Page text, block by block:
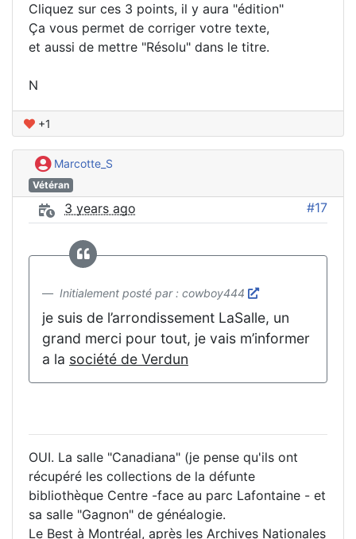
Cliquez sur ces 3 points, il y aura "édition"
Ça vous permet de corriger votre texte,
et aussi de mettre "Résolu" dans le titre.
N
+1
Marcotte_S
Vétéran
3 years ago #17
Initialement posté par : cowboy444
je suis de l’arrondissement LaSalle, un
grand merci pour tout, je vais m’informer
a la société de Verdun
OUI. La salle "Canadiana" (je pense qu'ils ont
récupéré les collections de la défunte
bibliothèque Centre -face au parc Lafontaine - et
sa salle "Gagnon" de généalogie.
Le Best à Montréal, après les Archives Nationales